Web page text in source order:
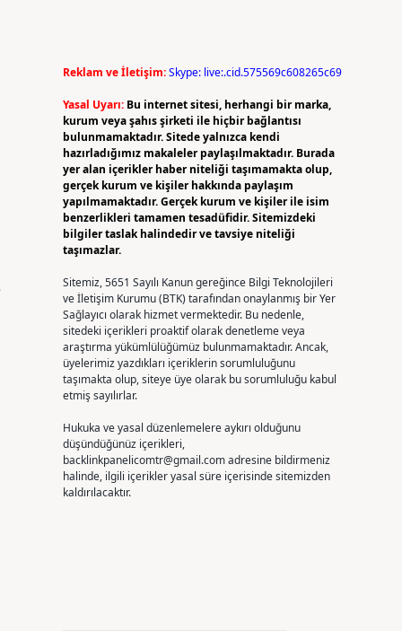
Reklam ve İletişim:Skype: live:.cid.575569c608265c69
Yasal Uyarı: Bu internet sitesi, herhangi bir marka,
kurum veya şahıs şirketi ile hiçbir bağlantısı
bulunmamaktadır. Sitede yalnızca kendi
hazırladığımız makaleler paylaşılmaktadır. Burada
yer alan içerikler haber niteliği taşımamakta olup,
gerçek kurum ve kişiler hakkında paylaşım
yapılmamaktadır. Gerçek kurum ve kişiler ile isim
benzerlikleri tamamen tesadüfidir. Sitemizdeki
bilgiler taslak halindedir ve tavsiye niteliği
taşımazlar.
Sitemiz, 5651 Sayılı Kanun gereğince Bilgi Teknolojileri
ve İletişim Kurumu (BTK) tarafından onaylanmış bir Yer
Sağlayıcı olarak hizmet vermektedir. Bu nedenle,
sitedeki içerikleri proaktif olarak denetleme veya
araştırma yükümlülüğümüz bulunmamaktadır. Ancak,
üyelerimiz yazdıkları içeriklerin sorumluluğunu
taşımakta olup, siteye üye olarak bu sorumluluğu kabul
etmiş sayılırlar.
Hukuka ve yasal düzenlemelere aykırı olduğunu
düşündüğünüz içerikleri,
backlinkpanelicomtr@gmail.comadresine bildirmeniz
halinde, ilgili içerikler yasal süre içerisinde sitemizden
kaldırılacaktır.